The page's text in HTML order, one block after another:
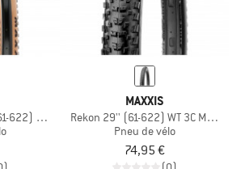
622) WT Dual EXO TR
MAXXIS
Rekon 29'' (61-622) WT 3C MaxxTerra
Pneu de vélo
74,95 €